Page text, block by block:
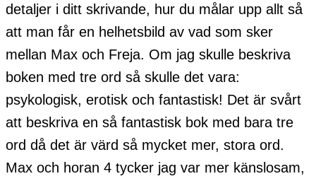
detaljer i ditt skrivande, hur du målar upp allt så
att man får en helhetsbild av vad som sker
mellan Max och Freja. Om jag skulle beskriva
boken med tre ord så skulle det vara:
psykologisk, erotisk och fantastisk! Det är svårt
att beskriva en så fantastisk bok med bara tre
ord då det är värd så mycket mer, stora ord.
Max och horan 4 tycker jag var mer känslosam,